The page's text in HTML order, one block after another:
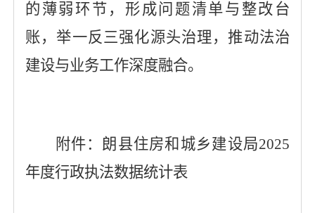
的薄弱环节，形成问题清单与整改台
账，举一反三强化源头治理，推动法治
建设与业务工作深度融合。
附件：朗县住房和城乡建设局2025
年度行政执法数据统计表